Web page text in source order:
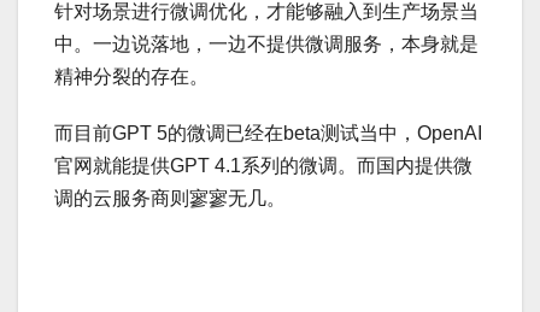
针对场景进行微调优化，才能够融入到生产场景当
中。一边说落地，一边不提供微调服务，本身就是
精神分裂的存在。
而目前GPT 5的微调已经在beta测试当中，OpenAI
官网就能提供GPT 4.1系列的微调。而国内提供微
调的云服务商则寥寥无几。